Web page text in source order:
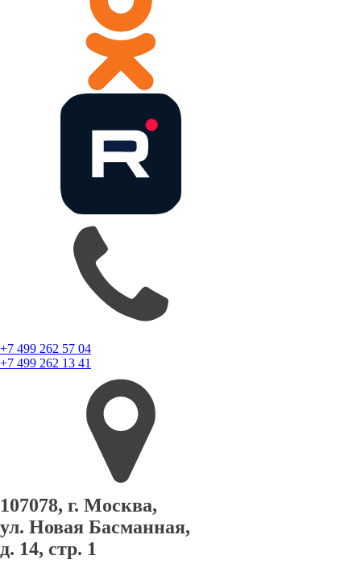
+7 499 262 57 04
+7 499 262 13 41
107078, г. Москва,
ул. Новая Басманная,
д. 14, стр. 1